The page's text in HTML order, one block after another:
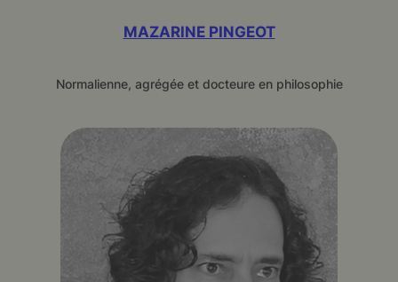
MAZARINE PINGEOT
Normalienne, agrégée et docteure en philosophie